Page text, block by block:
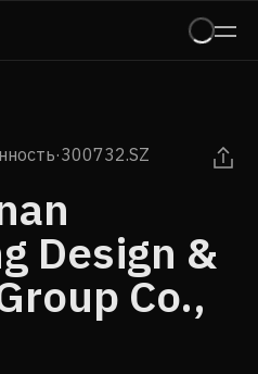
·300732.SZ
Design &
Co.,